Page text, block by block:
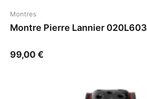
Montres
Montre Pierre Lannier 020L603
99,00€